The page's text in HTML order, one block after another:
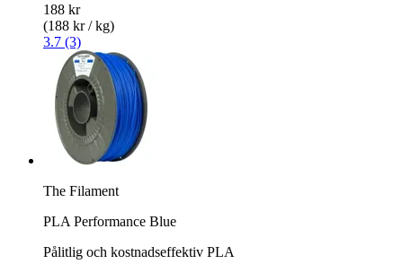
188 kr
(188 kr / kg)
3.7 (3)
The Filament
PLA Performance Blue
Pålitlig och kostnadseffektiv PLA